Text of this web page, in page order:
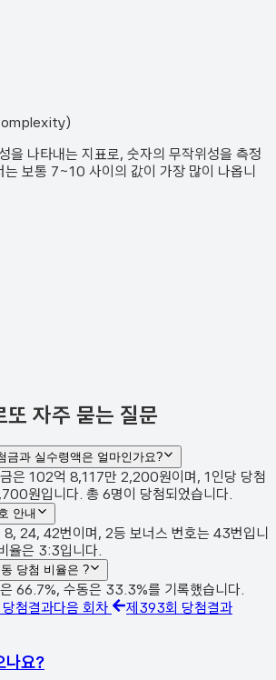
을 나타내는 지표로, 숫자의 무작위성을 측정
보통 7~10 사이의 값이 가장 많이 나옵니
자주 묻는 질문
금과 실수령액은 얼마인가요?
은 102억 8,117만 2,200원이며, 1인당 당첨
원입니다. 총 6명이 당첨되었습니다.
안내
24, 42번이며, 2등 보너스 번호는 43번입니
율은 3:3입니다.
당첨 비율은 ?
66.7%, 수동은 33.3%를 기록했습니다.
첨결과다음 회차 제 393회 당첨결과
나요?